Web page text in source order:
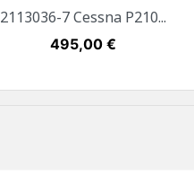
 Vorschau
2113036-7 Cessna P210...
Preis
495,00 €